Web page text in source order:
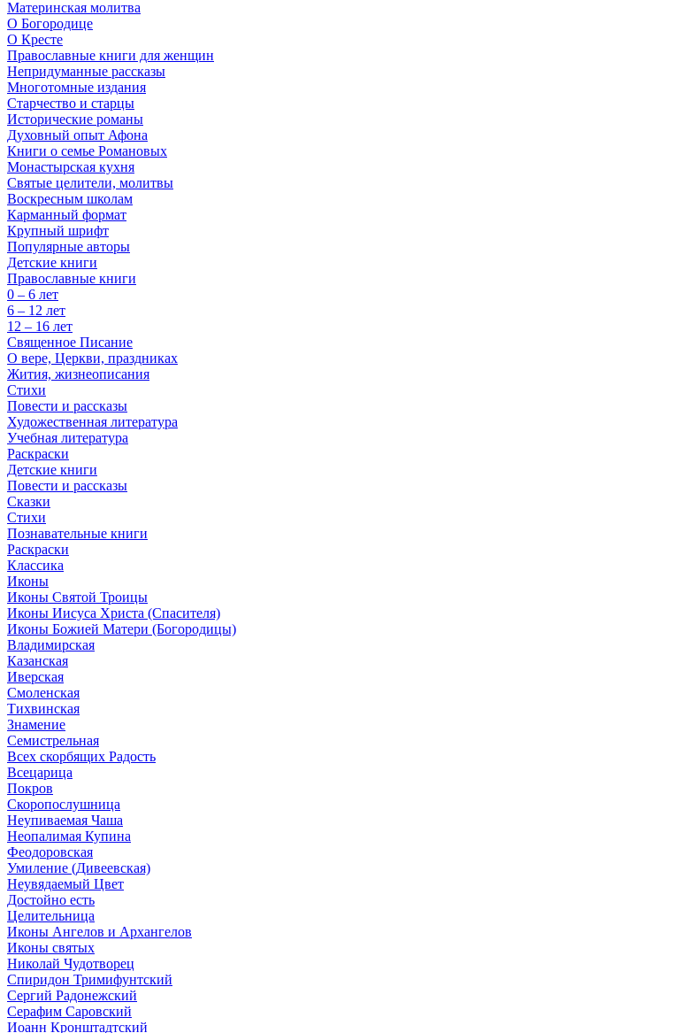
Материнская молитва
О Богородице
О Кресте
Православные книги для женщин
Непридуманные рассказы
Многотомные издания
Старчество и старцы
Исторические романы
Духовный опыт Афона
Книги о семье Романовых
Монастырская кухня
Святые целители, молитвы
Воскресным школам
Карманный формат
Крупный шрифт
Популярные авторы
Детские книги
Православные книги
0 – 6 лет
6 – 12 лет
12 – 16 лет
Священное Писание
О вере, Церкви, праздниках
Жития, жизнеописания
Стихи
Повести и рассказы
Художественная литература
Учебная литература
Раскраски
Детские книги
Повести и рассказы
Сказки
Стихи
Познавательные книги
Раскраски
Классика
Иконы
Иконы Святой Троицы
Иконы Иисуса Христа (Спасителя)
Иконы Божией Матери (Богородицы)
Владимирская
Казанская
Иверская
Смоленская
Тихвинская
Знамение
Семистрельная
Всех скорбящих Радость
Всецарица
Покров
Скоропослушница
Неупиваемая Чаша
Неопалимая Купина
Феодоровская
Умиление (Дивеевская)
Неувядаемый Цвет
Достойно есть
Целительница
Иконы Ангелов и Архангелов
Иконы святых
Николай Чудотворец
Спиридон Тримифунтский
Сергий Радонежский
Серафим Саровский
Иоанн Кронштадтский